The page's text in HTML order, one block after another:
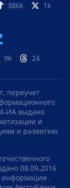
386k
1k
9k 24
переучет
ИА выдано
и
и развитию
08.09.2016
информации